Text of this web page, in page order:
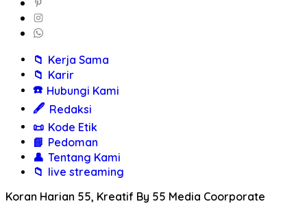
📁 Kerja Sama
📁 Karir
☎️ Hubungi Kami
🖋️ Redaksi
📜 Kode Etik
📘 Pedoman
👤 Tentang Kami
📁 live streaming
Koran Harian 55, Kreatif By 55 Media Coorporate